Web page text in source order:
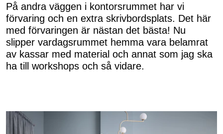
På andra väggen i kontorsrummet har vi
förvaring och en extra skrivbordsplats. Det här
med förvaringen är nästan det bästa! Nu
slipper vardagsrummet hemma vara belamrat
av kassar med material och annat som jag ska
ha till workshops och så vidare.